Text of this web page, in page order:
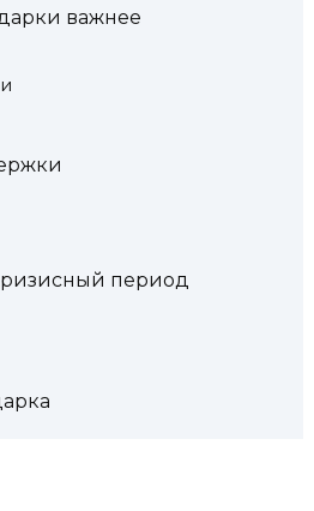
важнее
период